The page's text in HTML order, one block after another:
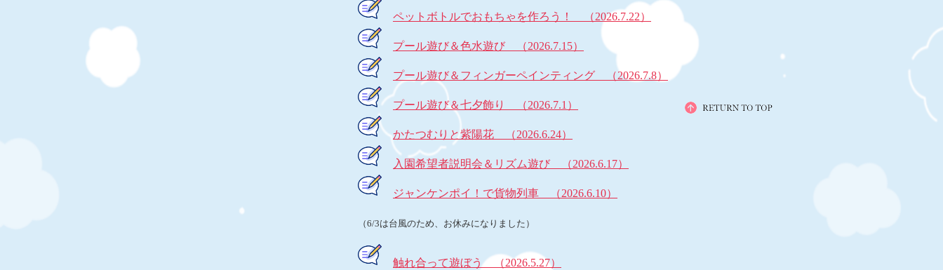
ペットボトルでおもちゃを作ろう！ （2026.7.22）
プール遊び＆色水遊び （2026.7.15）
プール遊び＆フィンガーペインティング （2026.7.8）
プール遊び＆七夕飾り （2026.7.1）
かたつむりと紫陽花 （2026.6.24）
入園希望者説明会＆リズム遊び （2026.6.17）
ジャンケンポイ！で貨物列車 （2026.6.10）
（6/3は台風のため、お休みになりました）
触れ合って遊ぼう （2026.5.27）